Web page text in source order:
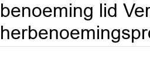
benoeming lid